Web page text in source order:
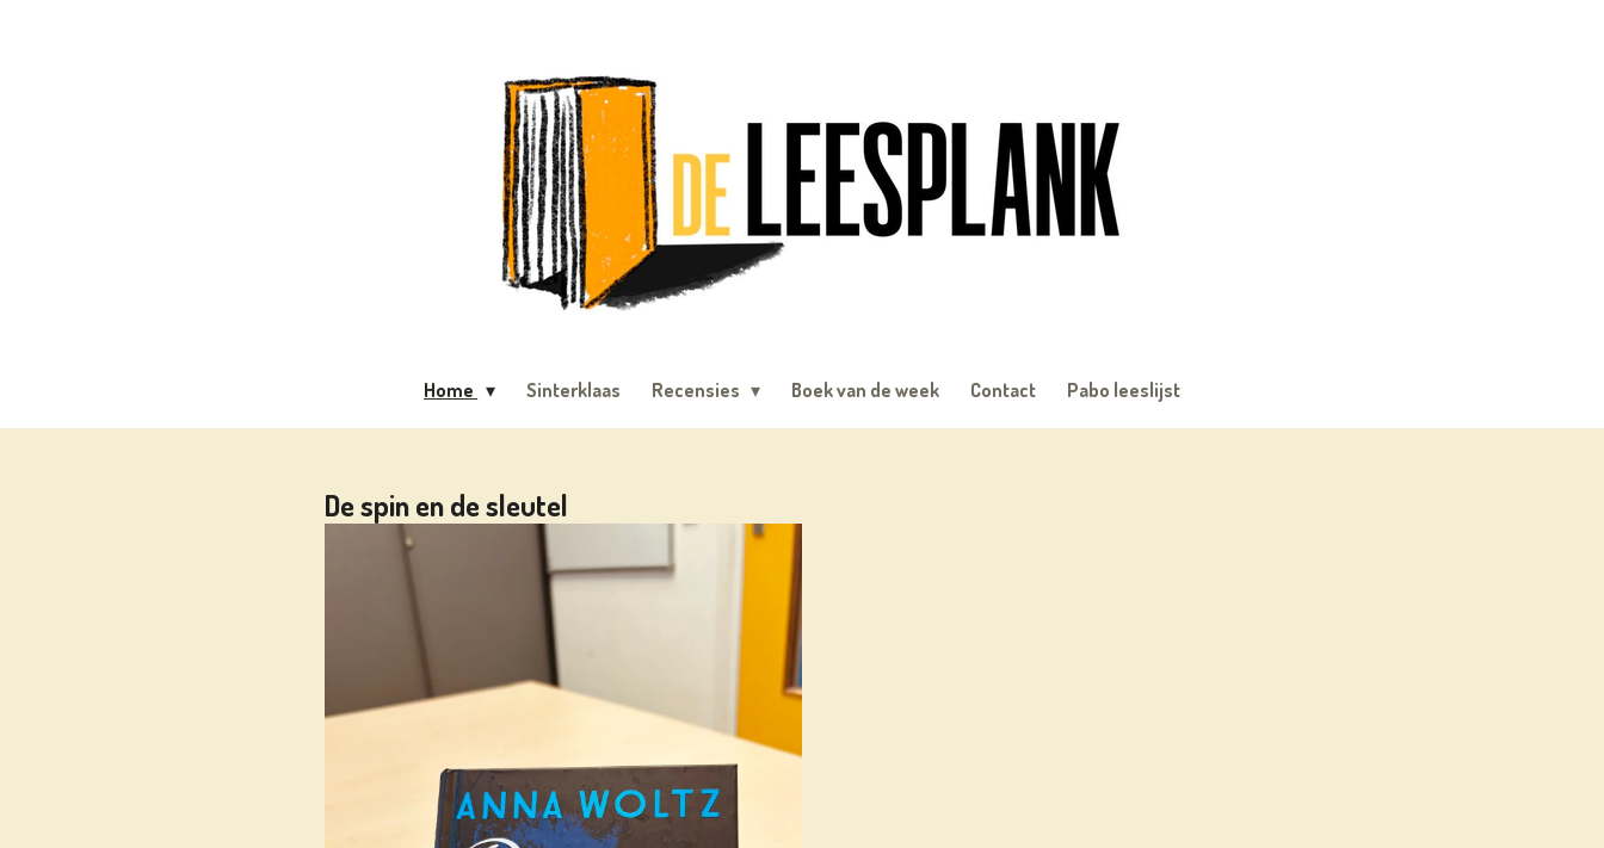
Home Sinterklaas Recensies Boek van de week Contact Pabo leeslijst
De spin en de sleutel